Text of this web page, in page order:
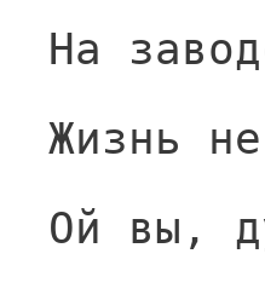
На
Жизнь
Ой вы,